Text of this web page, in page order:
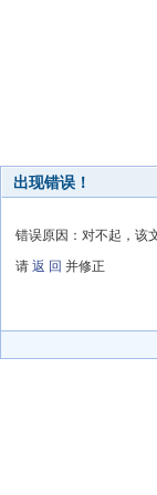
出现错误！
错误原因：对不起，该
请 返 回 并修正